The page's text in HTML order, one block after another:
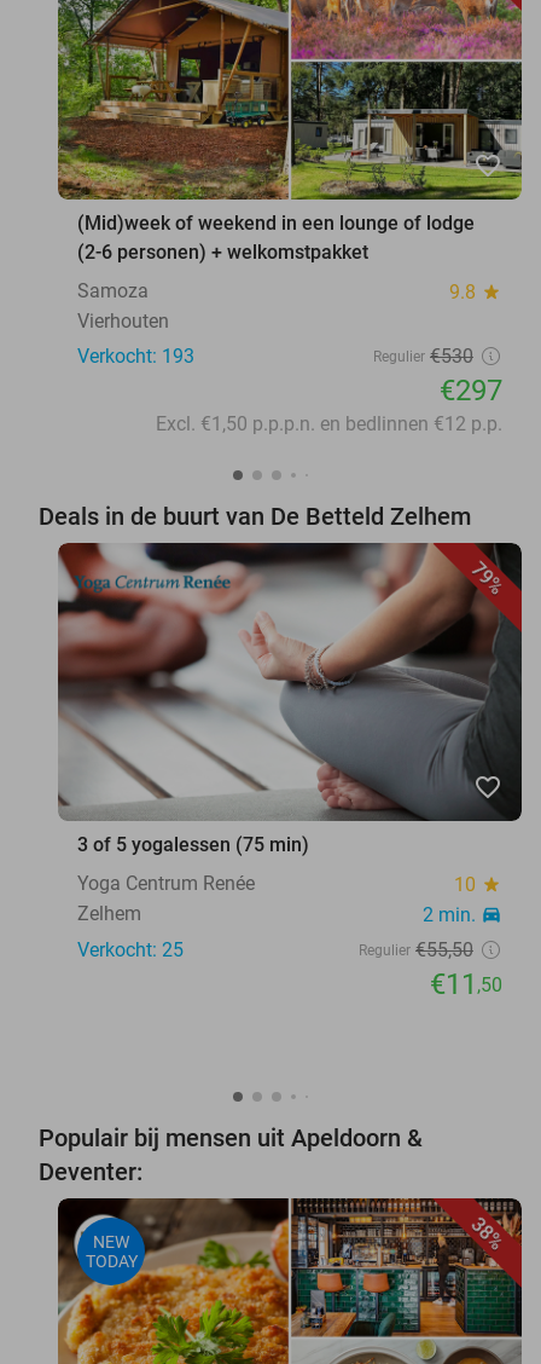
favorite_border
(Mid)week of weekend in een lounge of lodge
(2-6 personen) + welkomstpakket
Samoza
9.8 star
Vierhouten
Verkocht: 193
Regulier €530
€297
Excl. €1,50 p.p.p.n. en bedlinnen €12 p.p.
Deals in de buurt van De Betteld Zelhem
79%
favorite_border
3 of 5 yogalessen (75 min)
Yoga Centrum Renée
10 star
Zelhem 2 min. directions_car
Verkocht: 25 Regulier €55,50
€11 ,50
Populair bij mensen uit Apeldoorn &
Deventer:
38%
NEW
TODAY